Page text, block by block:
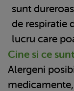
sunt
de respiratie
lucru care
Cine si ce
Alergeni